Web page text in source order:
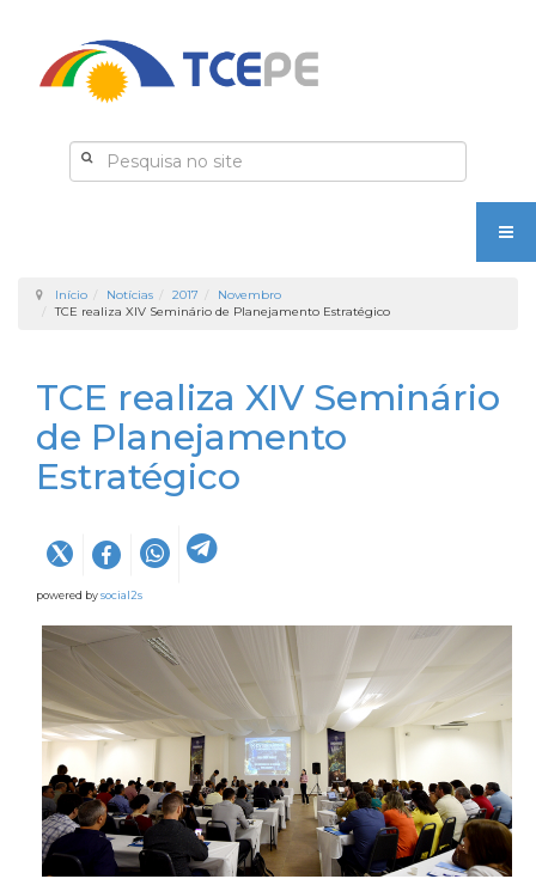
Início Notícias 2017
Novembro
TCE realiza XIV Seminário de Planejamento Estratégico
TCE realiza XIV Seminário
de Planejamento
Estratégico
powered bysocial2s